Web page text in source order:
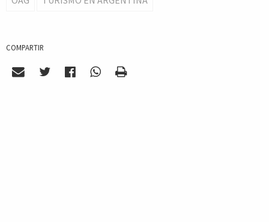
COMPARTIR